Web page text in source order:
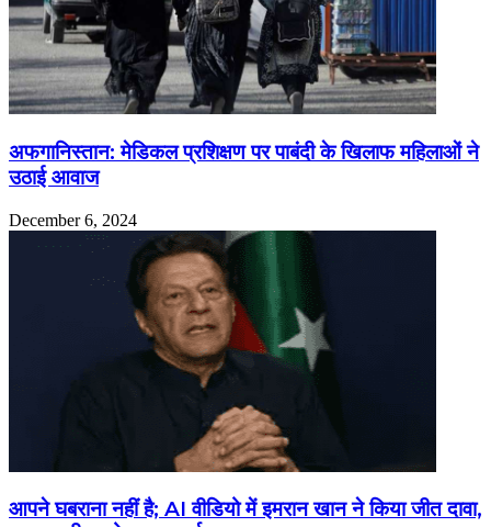
अफगानिस्तान: मेडिकल प्रशिक्षण पर पाबंदी के खिलाफ महिलाओं ने
उठाई आवाज
December 6, 2024
आपने घबराना नहीं है; AI वीडियो में इमरान खान ने किया जीत दावा,